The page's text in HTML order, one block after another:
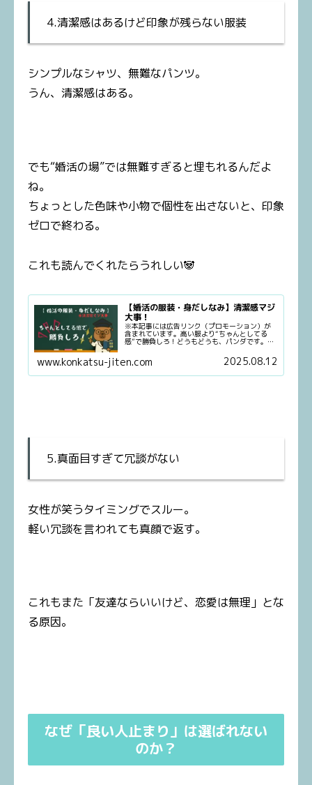
4.清潔感はあるけど印象が残らない服装
シンプルなシャツ、無難なパンツ。
うん、清潔感はある。
でも“婚活の場”では無難すぎると埋もれるんだよ
ね。
ちょっとした色味や小物で個性を出さないと、印象
ゼロで終わる。
これも読んでくれたらうれしい🐼
【婚活の服装・身だしなみ】清潔感マジ
大事！
※本記事には広告リンク（プロモーション）が
含まれています。高い服より“ちゃんとしてる
感”で勝負しろ！どうもどうも、パンダです。今
しなみについて話すよ。掃いて捨てるほどこの
テーマの記事あるよね。そんな...
www.konkatsu-jiten.com 2025.08.12
5.真面目すぎて冗談がない
女性が笑うタイミングでスルー。
軽い冗談を言われても真顔で返す。
これもまた「友達ならいいけど、恋愛は無理」とな
る原因。
なぜ「良い人止まり」は選ばれない
のか？